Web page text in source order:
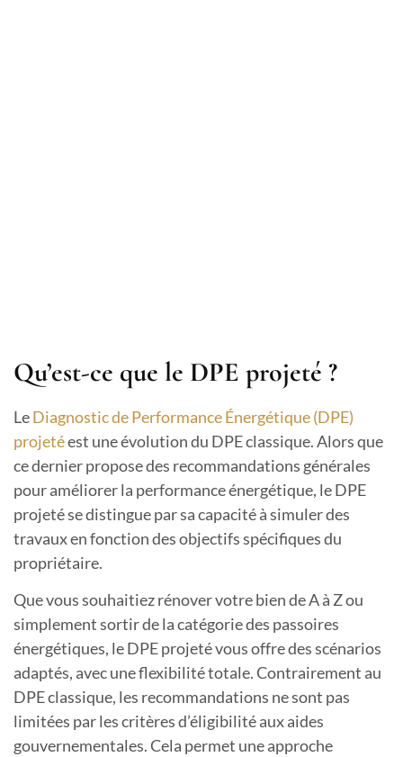
Qu’est-ce que le DPE projeté ?
LeDiagnostic de Performance Énergétique (DPE)
projetéest une évolution du DPE classique. Alors que
ce dernier propose des recommandations générales
pour améliorer la performance énergétique, le DPE
projeté se distingue par sa capacité à simuler des
travaux en fonction des objectifs spécifiques du
propriétaire.
Que vous souhaitiez rénover votre bien de A à Z ou
simplement sortir de la catégorie des passoires
énergétiques, le DPE projeté vous offre des scénarios
adaptés, avec une flexibilité totale. Contrairement au
DPE classique, les recommandations ne sont pas
limitées par les critères d’éligibilité aux aides
gouvernementales. Cela permet une approche